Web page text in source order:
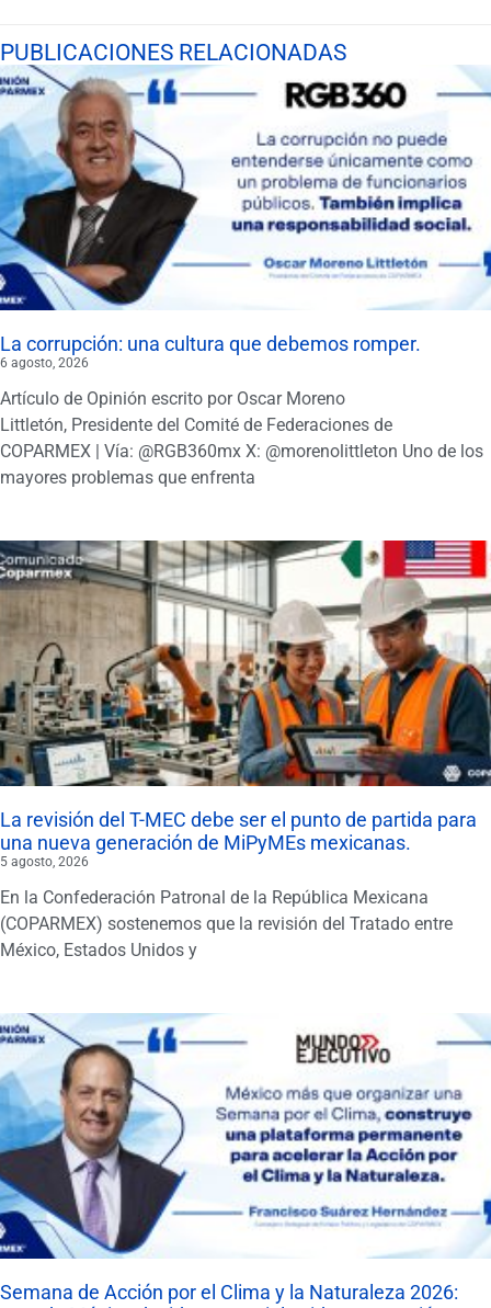
PUBLICACIONES RELACIONADAS
La corrupción: una cultura que debemos romper.
6 agosto, 2026
Artículo de Opinión escrito por Oscar Moreno
Littletón, Presidente del Comité de Federaciones de
COPARMEX | Vía: @RGB360mx X: @morenolittleton Uno de los
mayores problemas que enfrenta
La revisión del T-MEC debe ser el punto de partida para
una nueva generación de MiPyMEs mexicanas.
5 agosto, 2026
En la Confederación Patronal de la República Mexicana
(COPARMEX) sostenemos que la revisión del Tratado entre
México, Estados Unidos y
Semana de Acción por el Clima y la Naturaleza 2026: